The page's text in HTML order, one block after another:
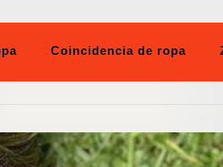
Coincidencia de ropa